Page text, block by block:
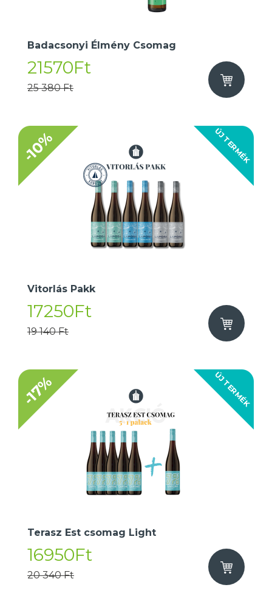
Badacsonyi Élmény Csomag
21570Ft
25 380 Ft
ÚJ TERMÉK
-10%
Vitorlás Pakk
17250Ft
19 140 Ft
ÚJ TERMÉK
-17%
Terasz Est csomag Light
16950Ft
20 340 Ft